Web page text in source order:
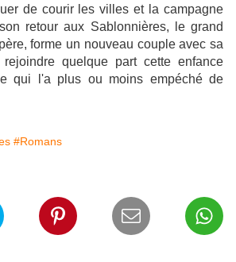
de courir les villes et la campagne
retour aux Sablonnières, le grand
forme un nouveau couple avec sa
quelque part cette enfance
qui l'a plus ou moins empéché de
#Romans